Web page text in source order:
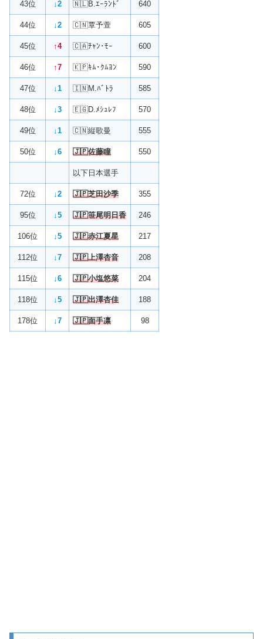
43位 ↓2 🇳🇱B.ｴｰﾗﾝﾄﾞ 640
44位 ↓2 🇨🇳覃予萱 605
45位 ↑4 🇨🇦ﾁｬﾝ･ﾓｰ 600
46位 ↑7 🇰🇵ｷﾑ･ｸﾑﾖﾝ 590
47位 ↓1 🇮🇳M.ﾊﾞﾄﾗ 585
48位 ↓3 🇪🇬D.ﾒｼｭﾚﾌ 570
49位 ↓1 🇨🇳縦歌曼 555
50位 ↓6 🇯🇵佐藤瞳 550
以下日本選手
72位 ↓2 🇯🇵芝田沙季 355
95位 ↓5 🇯🇵笹尾明日香 246
106位 ↓5 🇯🇵赤江夏星 217
112位 ↓7 🇯🇵上澤杏音 208
115位 ↓ 6 🇯🇵小塩悠菜 204
118位 ↓5 🇯🇵出澤杏佳 188
178位 ↓7 🇯🇵面手凛 98